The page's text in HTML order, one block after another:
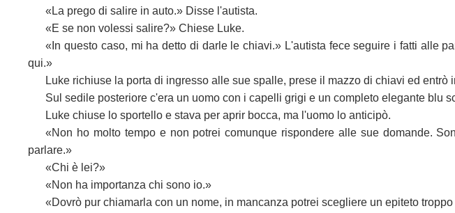
«La prego di salire in auto.» Disse l'autista.
«E se non volessi salire?» Chiese Luke.
«In questo caso, mi ha detto di darle le chiavi.» L'autista fece seguire i fatti alle
qui.»
Luke richiuse la porta di ingresso alle sue spalle, prese il mazzo di chiavi ed
Sul sedile posteriore c'era un uomo con i capelli grigi e un completo elegante blu
Luke chiuse lo sportello e stava per aprir bocca, ma l'uomo lo anticipò.
«Non ho molto tempo e non potrei comunque rispondere alle sue domande.
parlare.»
«Chi è lei?»
«Non ha importanza chi sono io.»
«Dovrò pur chiamarla con un nome, in mancanza potrei scegliere un epiteto